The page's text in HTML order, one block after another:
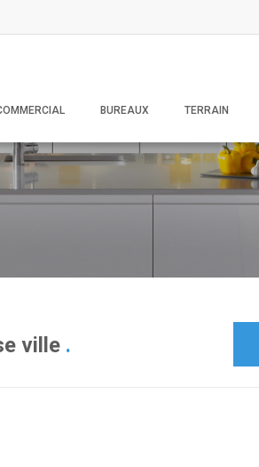
BUREAUX TERRAIN
ville .